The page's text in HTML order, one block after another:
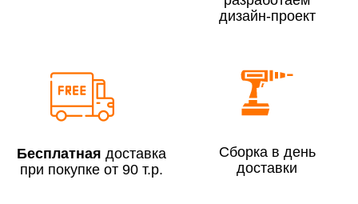
До 300 000 руб.
7% (но не менее 2 500 руб.)
Свыше 300 000 руб.
дизайн-проект
Бесплатная доставка
при покупке от 90 т.р.
Сборка в день
доставки